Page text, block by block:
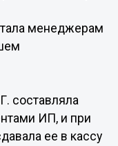
менеджерам
составляла
ИП, и при
ее в кассу